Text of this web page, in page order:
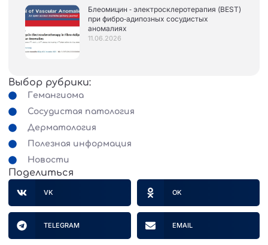
Блеомицин ‑ электросклеротерапия (BEST)
при фибро‑адипозных сосудистых
аномалиях
11.06.2026
Выбор рубрики:
Гемангиома
Сосудистая патология
Дерматология
Полезная информация
Новости
Поделиться
VK OK
TELEGRAM EMAIL